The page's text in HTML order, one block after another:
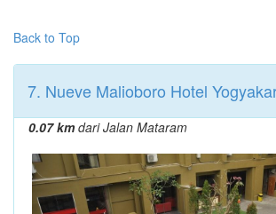
Back to Top
7. Nueve Malioboro Hotel
0.07 kmdari Jalan Mataram